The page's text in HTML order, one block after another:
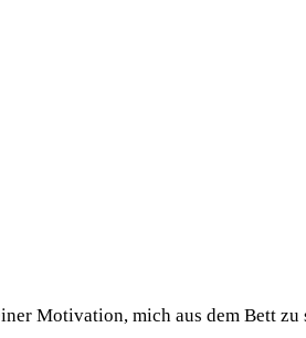
Motivation, mich aus dem Bett